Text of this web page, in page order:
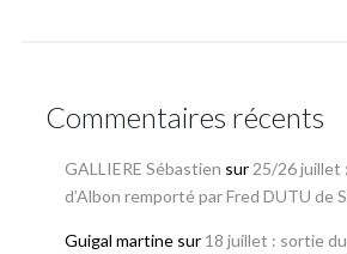
Commentaires récents
GALLIERE Sébastien sur 25/26 juillet
d’Albon remporté par Fred DUTU de
Guigal martinesur 18 juillet : sortie